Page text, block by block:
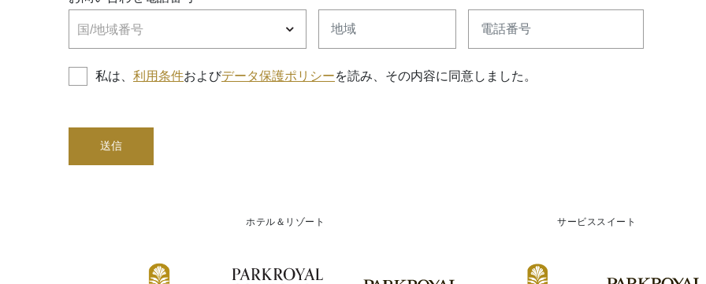
国/地域番号
私は、 利用条件およびデータ保護ポリシーを読み、その内容に同意しました。
送信
ホテル＆リゾート サービススイート